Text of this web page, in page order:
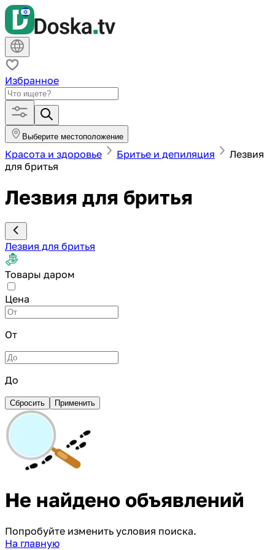
Избранное
Выберите местоположение
Красота и здоровье Бритье и депиляция
Лезвия
для бритья
Лезвия для бритья
Лезвия для бритья
Товары даром
Цена
От
До
Сбросить Применить
Не найдено объявлений
Попробуйте изменить условия поиска.
На главную